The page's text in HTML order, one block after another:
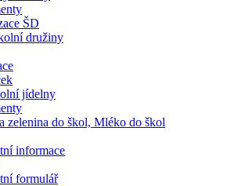
ŠD
družiny
jídelny
zelenina do škol, Mléko do škol
informace
formulář